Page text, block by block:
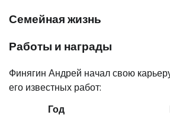
Семейная жизнь
Работы и награды
Финягин Андрей начал свою
его известных работ:
Год